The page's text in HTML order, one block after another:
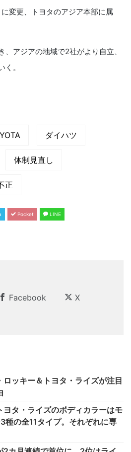
変更、トヨタのアジア本部に属
アジアの地域で2社がより自立、
。
ダイハツ
体制見直し
正
Pocket LINE
Facebook X
ッキー＆トヨタ・ライズが注目
ヨタ・ライズのボディカラーはモ
種の全11タイプ。それぞれに専